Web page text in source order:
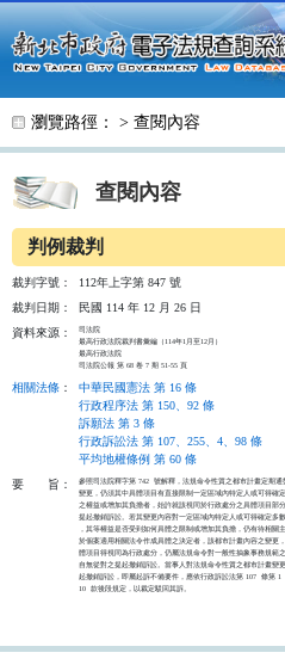
跳至主要內容
瀏覽路徑： > 查閱內容
查閱內容
判例裁判
裁判字號：
112年上字第 847 號
裁判日期：
民國 114 年 12 月 26 日
資料來源：
司法院
最高行政法院裁判書彙編（114年1月至12月）
最高行政法院
司法院公報 第 68 卷 7 期 51-55 頁
相關法條 ：
中華民國憲法 第 16 條
行政程序法 第 150、92 條
訴願法 第 3 條
行政訴訟法 第 107、255、4、98 條
平均地權條例 第 60 條
要
旨：
參照司法院釋字第 742  號解釋，法規命令性質之都市計畫定期通
變更，仍須其中具體項目有直接限制一定區域內特定人或可得確
之權益或增加其負擔者，始許就該視同於行政處分之具體項目部
提起撤銷訴訟。若其變更內容對一定區域內特定人或可得確定多
，其等權益是否受到如何具體之限制或增加其負擔，仍有待相關
於個案適用相關法令作成具體之決定者，該都市計畫內容之變更
體項目得視同為行政處分，仍屬法規命令對一般性抽象事務規範之
自無從對之提起撤銷訴訟。當事人對法規命令性質之都市計畫變
起撤銷訴訟，即屬起訴不備要件，應依行政訴訟法第 107  條第 1
10  款後段規定，以裁定駁回其訴。